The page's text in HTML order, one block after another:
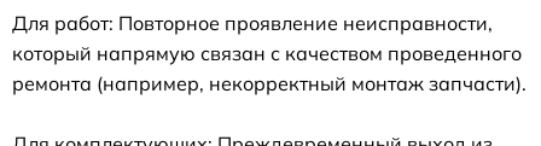
Для работ: Повторное проявление неисправности,
который напрямую связан с качеством проведенного
ремонта (например, некорректный монтаж запчасти).